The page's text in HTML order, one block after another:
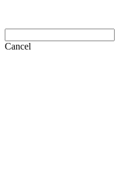
Cancel